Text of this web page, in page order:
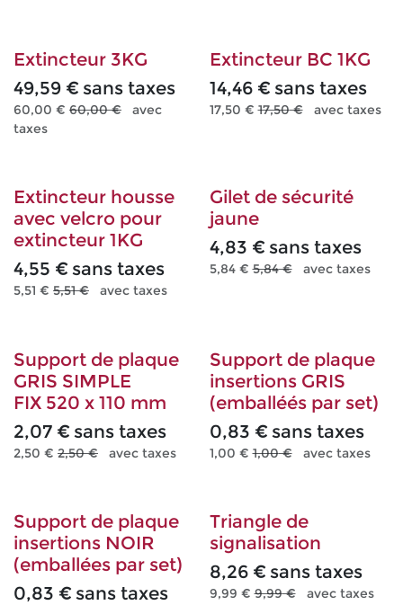
Extincteur 3KG
49,59 € sans taxes
60,00 € 60,00€
avec
taxes
Extincteur BC 1KG
14,46€ sans taxes
17,50 € 17,50€ avec taxes
Extincteur housse
avec velcro pour
extincteur 1KG
4,55 € sans taxes
5,51 € 5,51€ avec taxes
Gilet de sécurité
jaune
4,83 € sans taxes
5,84€ 5,84€ avec taxes
Support de plaque
GRIS SIMPLE
FIX 520 x 110 mm
2,07 € sans taxes
2,50 € 2,50€ avec taxes
Support de plaque
insertions GRIS
(emballéés par set)
0,83 € sans taxes
1,00 € 1,00€ avec taxes
Support de plaque
insertions NOIR
(emballées par set)
0,83 € sans taxes
Triangle de
signalisation
8,26€ sans taxes
9,99 € 9,99€ avec taxes